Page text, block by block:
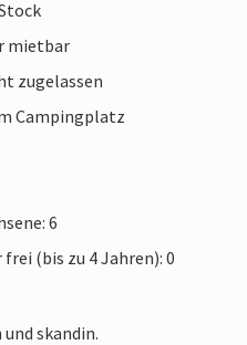
mietbar
zugelassen
Campingplatz
6
(bis zu 4 Jahren): 0
und skandin.